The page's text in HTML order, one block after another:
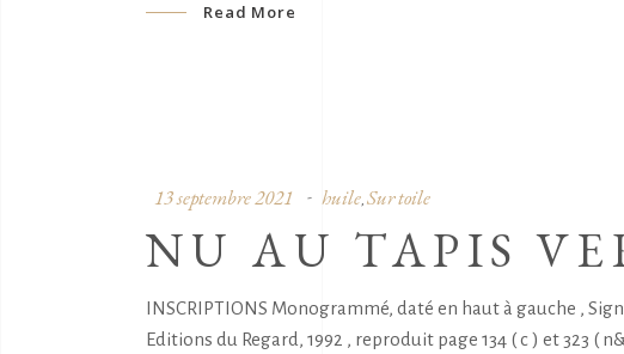
Read More
13 septembre 2021 huile, Sur toile
NU AU TAPIS
INSCRIPTIONS Monogrammé, daté en haut à gauche ,
Editions du Regard, 1992 , reproduit page 134 ( c ) et 323 (